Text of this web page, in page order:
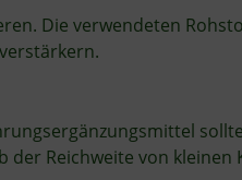
Die verwendeten
Reichweite von kleinen